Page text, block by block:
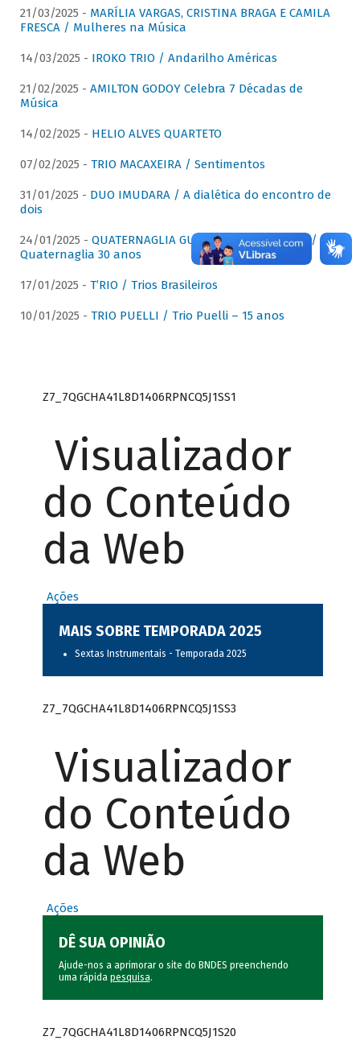
21/03/2025 - MARÍLIA VARGAS, CRISTINA BRAGA E CAMILA
FRESCA / Mulheres na Música
14/03/2025 - IROKO TRIO / Andarilho Américas
21/02/2025 - AMILTON GODOY Celebra 7 Décadas de
Música
14/02/2025 - HELIO ALVES QUARTETO
07/02/2025 - TRIO MACAXEIRA / Sentimentos
31/01/2025 - DUO IMUDARA / A dialética do encontro de
dois
24/01/2025 - QUATERNAGLIA GUITAR QUARTET (QGQ) /
Quaternaglia 30 anos
17/01/2025 - T’RIO / Trios Brasileiros
10/01/2025 - TRIO PUELLI / Trio Puelli – 15 anos
Z7_7QGCHA41L8D1406RPNCQ5J1SS1
Visualizador
do Conteúdo
da Web
Ações
MAIS SOBRE TEMPORADA 2025
Sextas Instrumentais - Temporada 2025
Z7_7QGCHA41L8D1406RPNCQ5J1SS3
Visualizador
do Conteúdo
da Web
Ações
DÊ SUA OPINIÃO
Ajude-nos a aprimorar o site do BNDES preenchendo
uma rápida pesquisa.
Z7_7QGCHA41L8D1406RPNCQ5J1S20